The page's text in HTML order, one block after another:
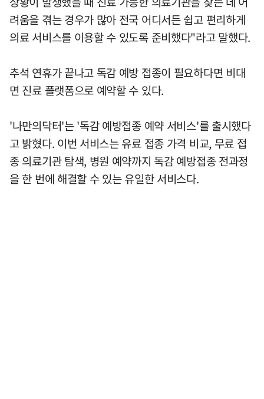
려움을 겪는 경우가 많아 전국 어디서든 쉽고 편리하게
의료 서비스를 이용할 수 있도록 준비했다"라고 말했다.
추석 연휴가 끝나고 독감 예방 접종이 필요하다면 비대
면 진료 플랫폼으로 예약할 수 있다.
'나만의닥터'는 '독감 예방접종 예약 서비스'를 출시했다
고 밝혔다. 이번 서비스는 유료 접종 가격 비교, 무료 접
종 의료기관 탐색, 병원 예약까지 독감 예방접종 전과정
을 한 번에 해결할 수 있는 유일한 서비스다.